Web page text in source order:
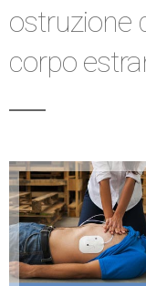
ostruzione
corpo